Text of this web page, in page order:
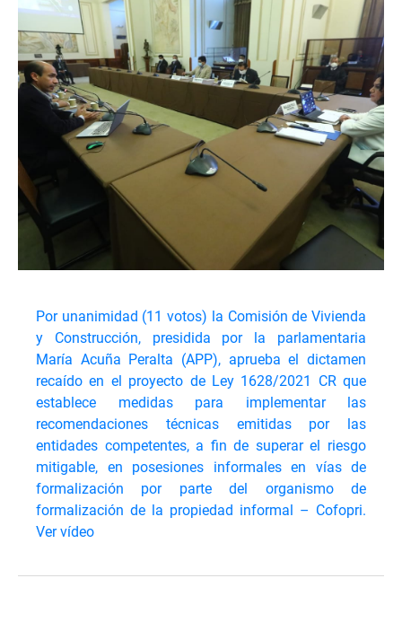
Por unanimidad (11 votos) la Comisión de Vivienda
y Construcción, presidida por la parlamentaria
María Acuña Peralta (APP), aprueba el dictamen
recaído en el proyecto de Ley 1628/2021 CR que
establece medidas para implementar las
recomendaciones técnicas emitidas por las
entidades competentes, a fin de superar el riesgo
mitigable, en posesiones informales en vías de
formalización por parte del organismo de
formalización de la propiedad informal – Cofopri.
Ver vídeo